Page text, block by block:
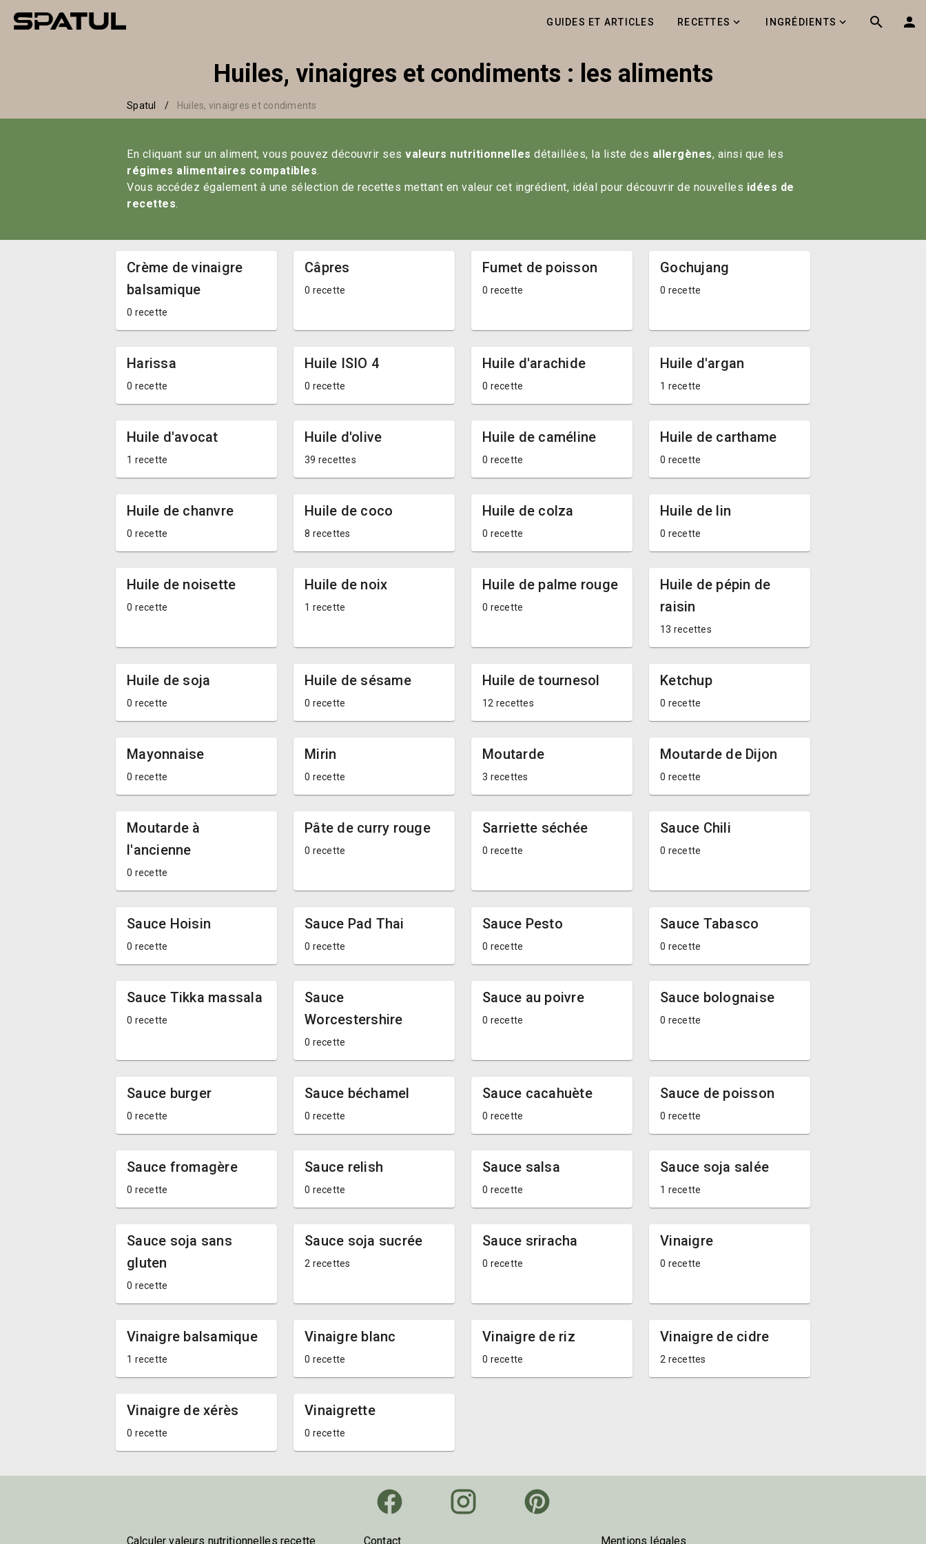
GUIDES ET ARTICLES RECETTES INGRÉDIENTS
Huiles, vinaigres et condiments : les aliments
Spatul / Huiles, vinaigres et condiments
En cliquant sur un aliment, vous pouvez découvrir ses valeurs nutritionnelles détaillées, la liste des allergènes
régimes alimentaires compatibles.
Vous accédez également à une sélection de recettes mettant en valeur cet ingrédient, idéal pour découvrir de nouvelles idées de
recettes.
Crème de vinaigre
balsamique
0 recette
Câpres
0 recette
Fumet de poisson
0 recette
Gochujang
0 recette
Harissa
0 recette
Huile ISIO 4
0 recette
Huile d'arachide
0 recette
Huile d'argan
1 recette
Huile d'avocat
1 recette
Huile d'olive
39 recettes
Huile de caméline
0 recette
Huile de carthame
0 recette
Huile de chanvre
0 recette
Huile de coco
8 recettes
Huile de colza
0 recette
Huile de lin
0 recette
Huile de noisette
0 recette
Huile de noix
1 recette
Huile de palme rouge
0 recette
Huile de pépin de
raisin
13 recettes
Huile de soja
0 recette
Huile de sésame
0 recette
Huile de tournesol
12 recettes
Ketchup
0 recette
Mayonnaise
0 recette
Mirin
0 recette
Moutarde
3 recettes
Moutarde de Dijon
0 recette
Moutarde à
l'ancienne
0 recette
Pâte de curry rouge
0 recette
Sarriette séchée
0 recette
Sauce Chili
0 recette
Sauce Hoisin
0 recette
Sauce Pad Thai
0 recette
Sauce Pesto
0 recette
Sauce Tabasco
0 recette
Sauce Tikka massala
0 recette
Sauce
Worcestershire
0 recette
Sauce au poivre
0 recette
Sauce bolognaise
0 recette
Sauce burger
0 recette
Sauce béchamel
0 recette
Sauce cacahuète
0 recette
Sauce de poisson
0 recette
Sauce fromagère
0 recette
Sauce relish
0 recette
Sauce salsa
0 recette
Sauce soja salée
1 recette
Sauce soja sans
gluten
0 recette
Sauce soja sucrée
2 recettes
Sauce sriracha
0 recette
Vinaigre
0 recette
Vinaigre balsamique
1 recette
Vinaigre blanc
0 recette
Vinaigre de riz
0 recette
Vinaigre de cidre
2 recettes
Vinaigre de xérès
0 recette
Vinaigrette
0 recette
Calculer valeurs nutritionnelles recette Contact Mentions légales